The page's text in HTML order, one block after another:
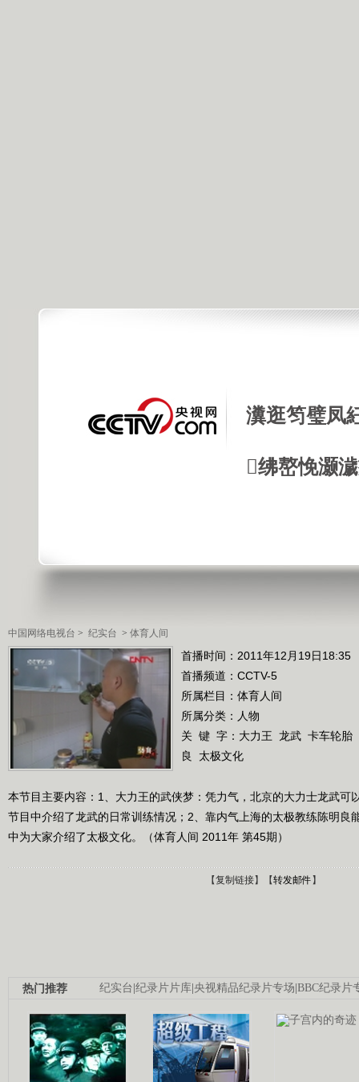
瀵逛笉璧凤
绋嶅悗灏
中国网络电视台 > 纪实台 > 体育人间
首播时间：2011年12月19日18:35
首播频道： CCTV-5
所属栏目： 体育人间
所属分类：人物
关 键 字： 大力王 龙武 卡车轮胎
良
太极文化
本节目主要内容：1、大力王的武侠梦：凭力气，北京的大力士龙武可
节目中介绍了龙武的日常训练情况；2、靠内气上海的太极教练陈明良
中为大家介绍了太极文化。（体育人间 2011年 第45期）
【复制链接】【转发邮件 】
纪实台 纪录片片库 央视精品纪录片专场 BBC纪录片
热门推荐